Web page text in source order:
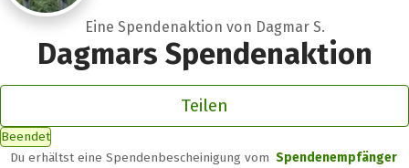
Eine Spendenaktion von Dagmar S.
Dagmars Spendenaktion
Teilen
Beendet
Du erhältst eine Spendenbescheinigung vom Spendenempfänger